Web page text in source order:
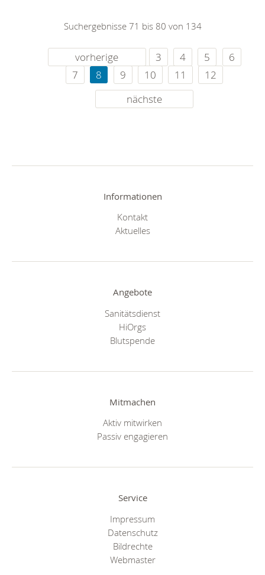
Suchergebnisse 71 bis 80 von 134
vorherige 3 4 5
6
7
8 9 10 11
12
nächste
Informationen
Kontakt
Aktuelles
Angebote
Sanitätsdienst
HiOrgs
Blutspende
Mitmachen
Aktiv mitwirken
Passiv engagieren
Service
Impressum
Datenschutz
Bildrechte
Webmaster